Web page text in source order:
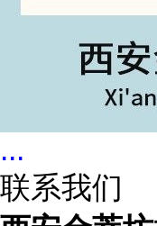
...
联系我们